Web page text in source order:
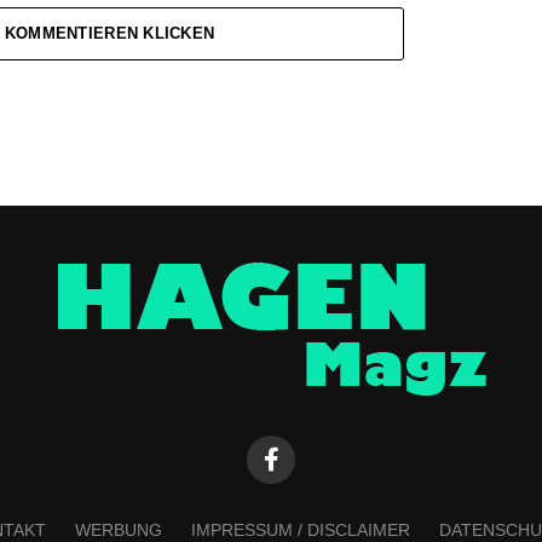
KOMMENTIEREN KLICKEN
WERBUNG IMPRESSUM / DISCLAIMER